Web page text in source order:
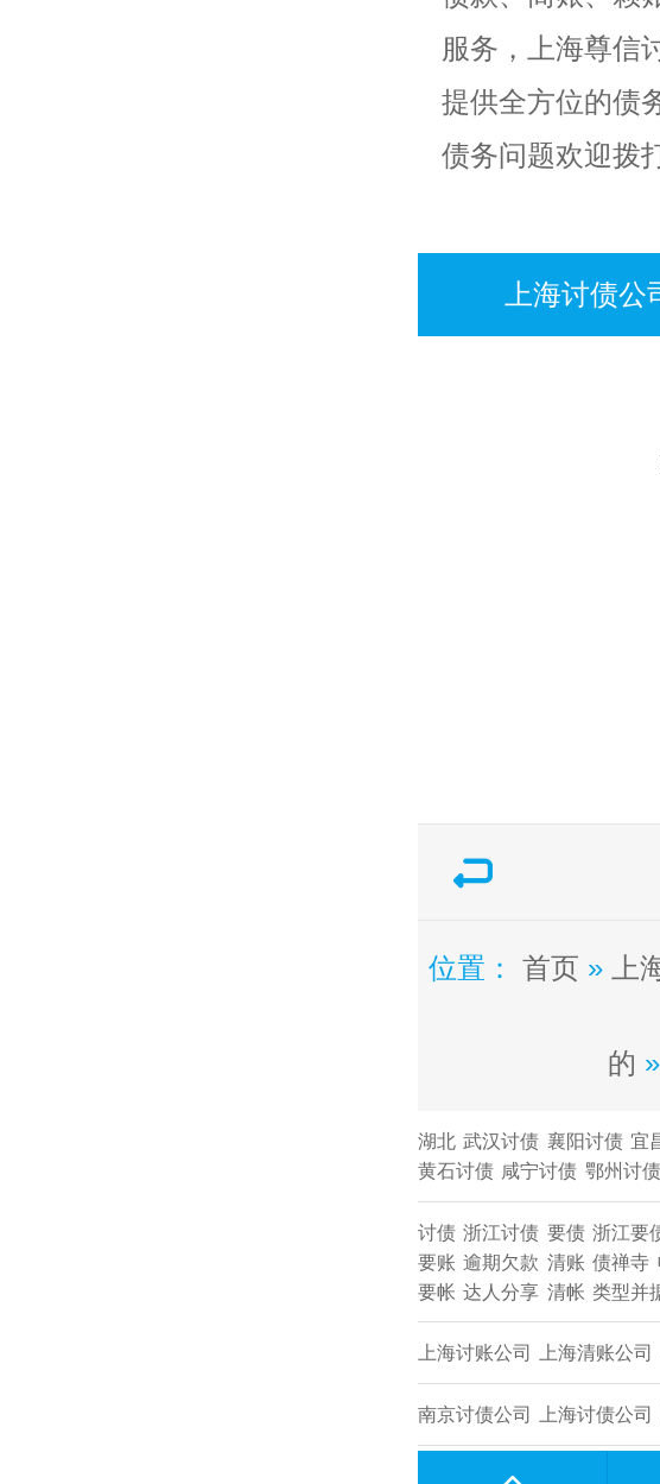
服务，上海尊信
提供全方位的债
债务问题欢迎拨
上海讨债
位置： 首页 » 上
的 »
湖北 武汉讨债 襄阳讨债 宜
黄石讨债 咸宁讨债 鄂州讨债
讨债 浙江讨债 要债 浙江要
要账 逾期欠款 清账 债禅寺
要帐 达人分享 清帐 类型并
上海讨账公司 上海清账公司
南京讨债公司 上海讨债公司